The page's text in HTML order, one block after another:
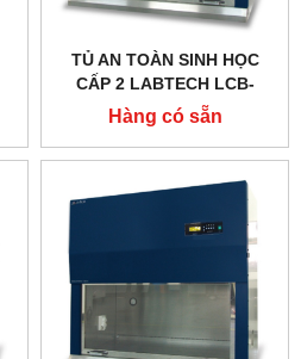
TỦ AN TOÀN SINH HỌC
CẤP 2 LABTECH LCB-
0183B-A2, TYPE A2
Hàng có sẵn